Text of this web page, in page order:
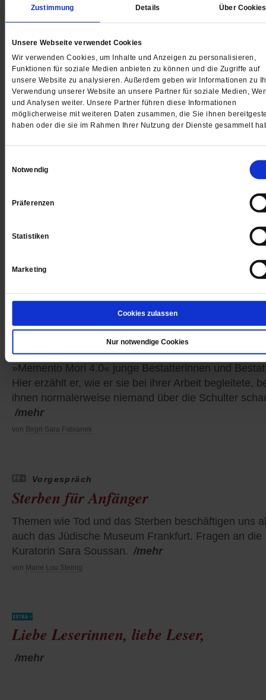
Zustimmung Details Über Cookies
Unsere Webseite verwendet Cookies
Wir verwenden Cookies, um Inhalte und Anzeigen zu personalisieren,
Funktionen für soziale Medien anbieten zu können und die Zugriffe auf
unsere Website zu analysieren. Außerdem geben wir Informationen zu
Verwendung unserer Website an unsere Partner für soziale Medien,
und Analysen weiter. Unsere Partner führen diese Informationen
möglicherweise mit weiteren Daten zusammen, die Sie ihnen
haben oder die sie im Rahmen Ihrer Nutzung der Dienste gesammelt
Notwendig
Präferenzen
Statistiken
Marketing
Cookies zulassen
Nur notwendige Cookies
Soll palliative Versorgung Suizidbeihilfe
einschließen?
Die Palliativmedizin lindert Symptome wie
Atemnot oder Übelkeit, sie verbessert die
in der letzten Lebensspanne. Beihilfe zum Suizid
Nah am Leben, nah am Tod
Andreas Teichmann porträtiert in seinem Fotoprojekt
»Memento Mori 4.0« junge Bestatterinnen und
Hier erzählt er, wie er sie bei ihrer Arbeit begleitete,
ihnen normalerweise niemand über die Schulter
/mehr
von Birgit-Sara Fabianek
Vorgespräch
Sterben für Anfänger
Themen wie Tod und das Sterben beschäftigen uns
auch das Jüdische Museum Frankfurt. Fragen an die
Kuratorin Sara Soussan. /mehr
von Marie Lou Steinig
Liebe Leserinnen, liebe Leser,
/mehr